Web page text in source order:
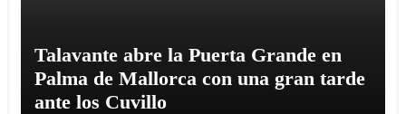
Talavante abre la Puerta Grande en
Palma de Mallorca con una gran tarde
ante los Cuvillo